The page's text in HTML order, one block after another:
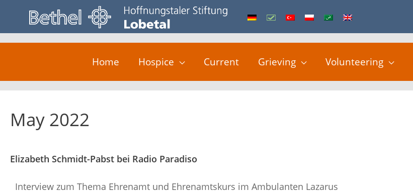
content
Home Hospice Current Grieving Volunteering
May 2022
Elizabeth Schmidt-Pabst bei Radio Paradiso
Interview zum Thema Ehrenamt und Ehrenamtskurs im Ambulanten Lazarus